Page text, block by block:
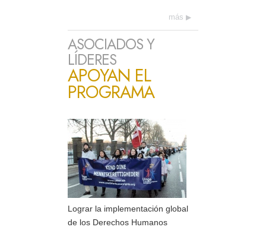
más
ASOCIADOS Y
LÍDERES
APOYAN EL
PROGRAMA
Lograr la implementación global
de los Derechos Humanos